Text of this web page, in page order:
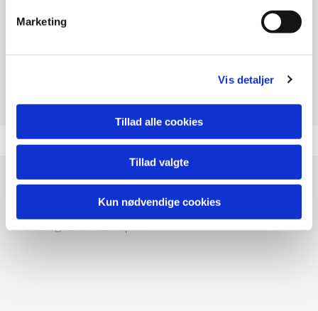
Marketing
Vis detaljer
Tillad alle cookies
Tillad valgte
Kun nødvendige cookies
Jeg er uddannet arkitekt indenfor møbel og rum og har
i mange år arbejdet med grafisk design og illustration.
Jeg er medlem af Foreningen Tegnerne, Kunstgruppen
Djurs og På Sporet.
Lisbeth Støttrup